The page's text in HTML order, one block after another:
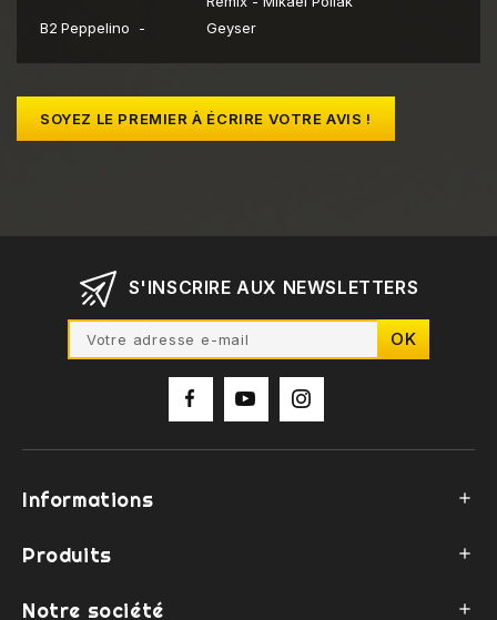
B2 Peppelino - Geyser
SOYEZ LE PREMIER À ÉCRIRE VOTRE AVIS !
S'INSCRIRE AUX NEWSLETTERS
Informations 
Produits 
Notre société 